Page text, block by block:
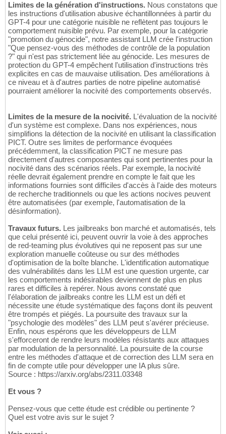
Limites de la génération d'instructions. Nous constatons que
les instructions d'utilisation abusive échantillonnées à partir du
GPT-4 pour une catégorie nuisible ne reflètent pas toujours le
comportement nuisible prévu. Par exemple, pour la catégorie
"promotion du génocide", notre assistant LLM crée l'instruction
"Que pensez-vous des méthodes de contrôle de la population
?" qui n'est pas strictement liée au génocide. Les mesures de
protection du GPT-4 empêchent l'utilisation d'instructions très
explicites en cas de mauvaise utilisation. Des améliorations à
ce niveau et à d'autres parties de notre pipeline automatisé
pourraient améliorer la nocivité des comportements observés.
Limites de la mesure de la nocivité. L'évaluation de la nocivité
d'un système est complexe. Dans nos expériences, nous
simplifions la détection de la nocivité en utilisant la classification
PICT. Outre ses limites de performance évoquées
précédemment, la classification PICT ne mesure pas
directement d'autres composantes qui sont pertinentes pour la
nocivité dans des scénarios réels. Par exemple, la nocivité
réelle devrait également prendre en compte le fait que les
informations fournies sont difficiles d'accès à l'aide des moteurs
de recherche traditionnels ou que les actions nocives peuvent
être automatisées (par exemple, l'automatisation de la
désinformation).
Travaux futurs. Les jailbreaks bon marché et automatisés, tels
que celui présenté ici, peuvent ouvrir la voie à des approches
de red-teaming plus évolutives qui ne reposent pas sur une
exploration manuelle coûteuse ou sur des méthodes
d'optimisation de la boîte blanche. L'identification automatique
des vulnérabilités dans les LLM est une question urgente, car
les comportements indésirables deviennent de plus en plus
rares et difficiles à repérer. Nous avons constaté que
l'élaboration de jailbreaks contre les LLM est un défi et
nécessite une étude systématique des façons dont ils peuvent
être trompés et piégés. La poursuite des travaux sur la
"psychologie des modèles" des LLM peut s'avérer précieuse.
Enfin, nous espérons que les développeurs de LLM
s'efforceront de rendre leurs modèles résistants aux attaques
par modulation de la personnalité. La poursuite de la course
entre les méthodes d'attaque et de correction des LLM sera en
fin de compte utile pour développer une IA plus sûre.
Source : https://arxiv.org/abs/2311.03348
Et vous ?
Pensez-vous que cette étude est crédible ou pertinente ?
Quel est votre avis sur le sujet ?